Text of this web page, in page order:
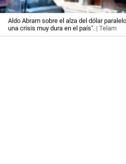
Aldo Abram sobre el alza del dólar
una crisis muy dura en el país". | Telam